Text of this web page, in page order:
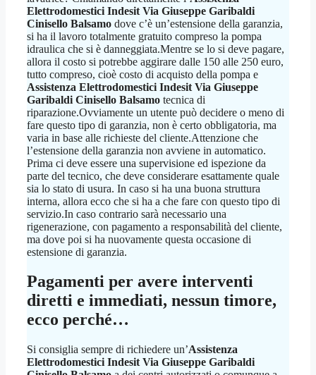
Elettrodomestici Indesit Via Giuseppe Garibaldi
Cinisello Balsamo dove c’è un’estensione della garanzia,
si ha il lavoro totalmente gratuito compreso la pompa
idraulica che si è danneggiata.Mentre se lo si deve pagare,
allora il costo si potrebbe aggirare dalle 150 alle 250 euro,
tutto compreso, cioè costo di acquisto della pompa e
Assistenza Elettrodomestici Indesit Via Giuseppe
Garibaldi Cinisello Balsamo tecnica di
riparazione.Ovviamente un utente può decidere o meno di
fare questo tipo di garanzia, non è certo obbligatoria, ma
varia in base alle richieste del cliente.Attenzione che
l’estensione della garanzia non avviene in automatico.
Prima ci deve essere una supervisione ed ispezione da
parte del tecnico, che deve considerare esattamente quale
sia lo stato di usura. In caso si ha una buona struttura
interna, allora ecco che si ha a che fare con questo tipo di
servizio.In caso contrario sarà necessario una
rigenerazione, con pagamento a responsabilità del cliente,
ma dove poi si ha nuovamente questa occasione di
estensione di garanzia.
Pagamenti per avere interventi
diretti e immediati, nessun timore,
ecco perché…
Si consiglia sempre di richiedere un’Assistenza
Elettrodomestici Indesit Via Giuseppe Garibaldi